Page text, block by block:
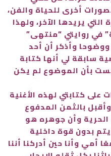
أخرى للحياة والفن،
يريدها الآخر، ولهذا
في روايتي “منتهى”
وأذكر أن أحد
سابقة لي أنها كتابة
بأن الموضوع لم يكن
على كتابتي لهذه الأغنية
بالثمن المدفوع
وأن جوهره هو
يتم بدون قوة داخلية
أمي وأنا حين أدركنا أننا